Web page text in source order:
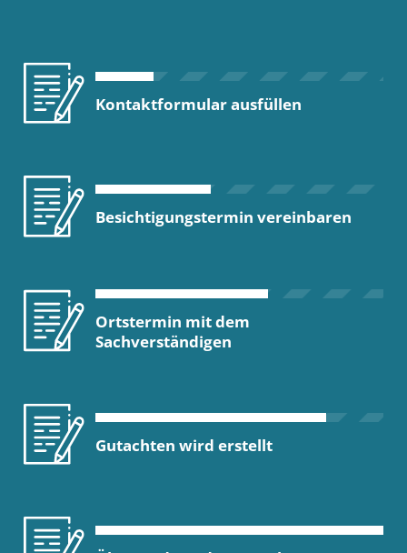
Kontaktformular ausfüllen
Besichtigungstermin vereinbaren
Ortstermin mit dem
Sachverständigen
Gutachten wird erstellt